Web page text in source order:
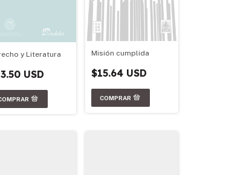
y Literatura
USD
Misión cumplida
$15.64 USD